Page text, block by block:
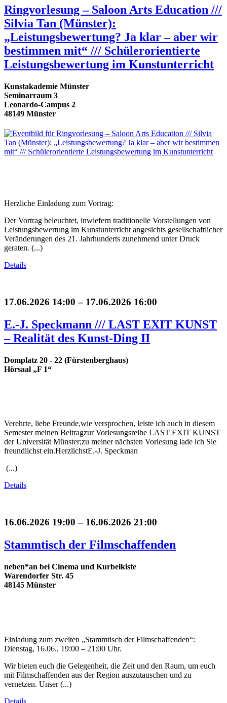
Ringvorlesung – Saloon Arts Education ///
Silvia Tan (Münster):
„Leistungsbewertung? Ja klar – aber wir
bestimmen mit“ /// Schülerorientierte
Leistungsbewertung im Kunstunterricht
Kunstakademie Münster
Seminarraum 3
Leonardo-Campus 2
48149 Münster
Herzliche Einladung zum Vortrag:
Der Vortrag beleuchtet, inwiefern traditionelle Vorstellungen von
Leistungsbewertung im Kunstunterricht angesichts gesellschaftlicher
Veränderungen des 21. Jahrhunderts zunehmend unter Druck
geraten. (...)
Details
17.06.2026 14:00 – 17.06.2026 16:00
E.-J. Speckmann /// LAST EXIT KUNST
– Realität des Kunst-Ding II
Domplatz 20 - 22 (Fürstenberghaus)
Hörsaal „F 1“
Verehrte, liebe Freunde,wie versprochen, leiste ich auch in diesem
Semester meinen Beitragzur Vorlesungsreihe LAST EXIT KUNST
der Universität Münster;zu meiner nächsten Vorlesung lade ich Sie
freundlichst ein.HerzlichstE.-J. Speckman
(...)
Details
16.06.2026 19:00 – 16.06.2026 21:00
Stammtisch der Filmschaffenden
neben*an bei Cinema und Kurbelkiste
Warendorfer Str. 45
48145 Münster
Einladung zum zweiten „Stammtisch der Filmschaffenden“:
Dienstag, 16.06., 19:00 – 21:00 Uhr.
Wir bieten euch die Gelegenheit, die Zeit und den Raum, um euch
mit Filmschaffenden aus der Region auszutauschen und zu
vernetzen. Unser (...)
Details